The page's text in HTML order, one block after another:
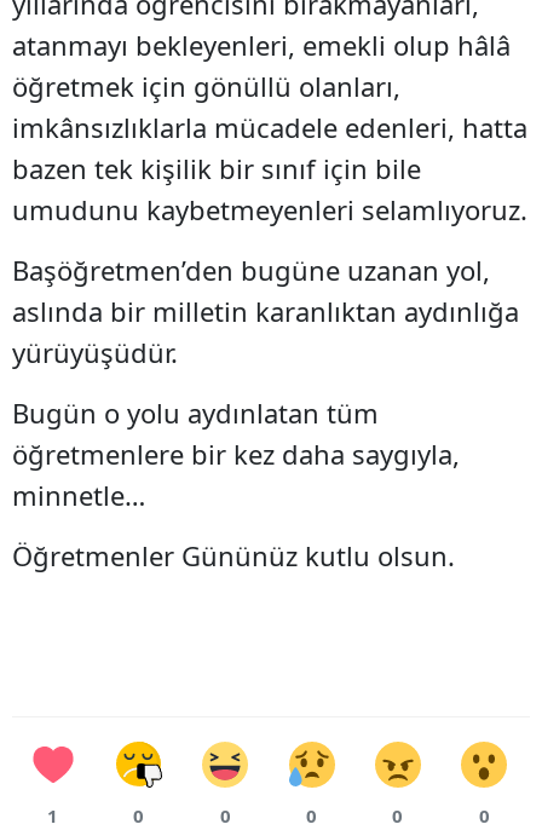
atanmayı bekleyenleri, emekli olup hâlâ
öğretmek için gönüllü olanları,
imkânsızlıklarla mücadele edenleri, hatta
bazen tek kişilik bir sınıf için bile
umudunu kaybetmeyenleri selamlıyoruz.
Başöğretmen’den bugüne uzanan yol,
aslında bir milletin karanlıktan aydınlığa
yürüyüşüdür.
Bugün o yolu aydınlatan tüm
öğretmenlere bir kez daha saygıyla,
minnetle…
Öğretmenler Gününüz kutlu olsun.
1 0 0 0 0 0